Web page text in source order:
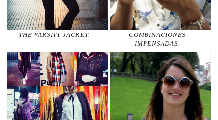
THE VARSITY JACKET.
COMBINACIONES
IMPENSADAS.